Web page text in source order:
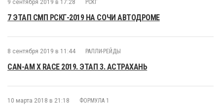
9 сентября 2019 в 17:28 РСКГ
7 ЭТАП СМП РСКГ-2019 НА СОЧИ АВТОДРОМЕ
8 сентября 2019 в 11:44 РАЛЛИ-РЕЙДЫ
CAN-AM X RACE 2019. ЭТАП 3. АСТРАХАНЬ
10 марта 2018 в 21:18 ФОРМУЛА 1